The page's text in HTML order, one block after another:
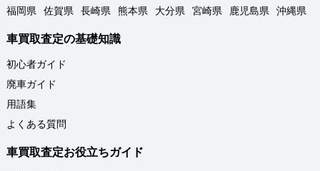
福岡県
佐賀県 長崎県 熊本県 大分県 宮崎県 鹿児島県 沖縄県
車買取査定の基礎知識
初心者ガイド
廃車ガイド
用語集
よくある質問
車買取査定お役立ちガイド